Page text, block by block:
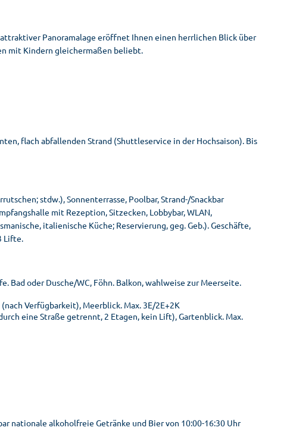
Panoramalage eröffnet Ihnen einen herrlichen Blick über
mit Kindern gleichermaßen beliebt.
flach abfallenden Strand (Shuttleservice in der Hochsaison). Bis
stdw.), Sonnenterrasse, Poolbar, Strand-/Snackbar
mit Rezeption, Sitzecken, Lobbybar, WLAN,
italienische Küche; Reservierung, geg. Geb.). Geschäfte,
Lifte.
Bad oder Dusche/WC, Föhn. Balkon, wahlweise zur Meerseite.
Verfügbarkeit), Meerblick. Max. 3E/2E+2K
eine Straße getrennt, 2 Etagen, kein Lift), Gartenblick. Max.
nationale alkoholfreie Getränke und Bier von 10:00-16:30 Uhr